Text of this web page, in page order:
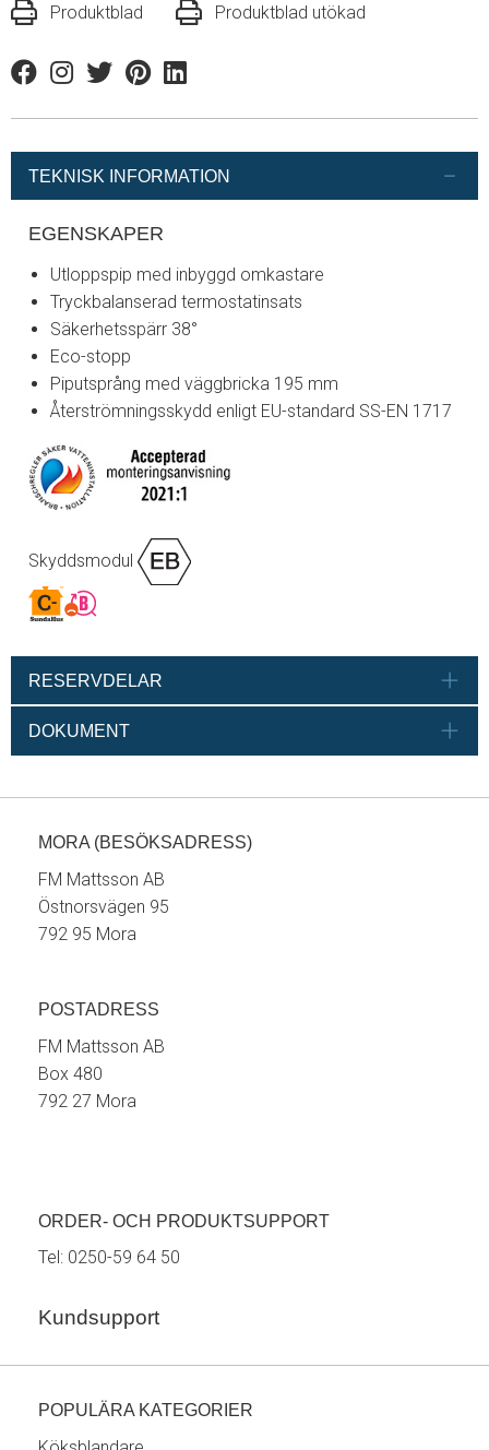
Produktblad Produktblad utökad
FacebookInstagram
TwitterPinterestLinkedin
TEKNISK INFORMATION
EGENSKAPER
Utloppspip med inbyggd omkastare
Tryckbalanserad termostatinsats
Säkerhetsspärr 38°
Eco-stopp
Piputsprång med väggbricka 195 mm
Återströmningsskydd enligt EU-standard SS-EN 1717
Skyddsmodul
RESERVDELAR
DOKUMENT
MORA (BESÖKSADRESS)
FM Mattsson AB
Östnorsvägen 95
792 95 Mora
POSTADRESS
FM Mattsson AB
Box 480
792 27 Mora
ORDER- OCH PRODUKTSUPPORT
Tel: 0250-59 64 50
Kundsupport
POPULÄRA KATEGORIER